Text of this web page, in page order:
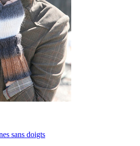
sans doigts